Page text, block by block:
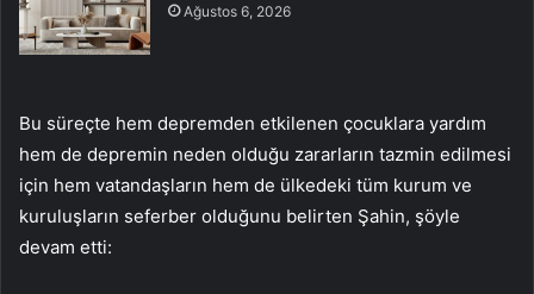
Ağustos 6, 2026
Bu süreçte hem depremden etkilenen çocuklara yardım
hem de depremin neden olduğu zararların tazmin edilmesi
için hem vatandaşların hem de ülkedeki tüm kurum ve
kuruluşların seferber olduğunu belirten Şahin, şöyle
devam etti: